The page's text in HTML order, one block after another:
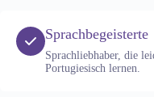
Sprachbegeisterte
Sprachliebhaber, die
Portugiesisch lernen.